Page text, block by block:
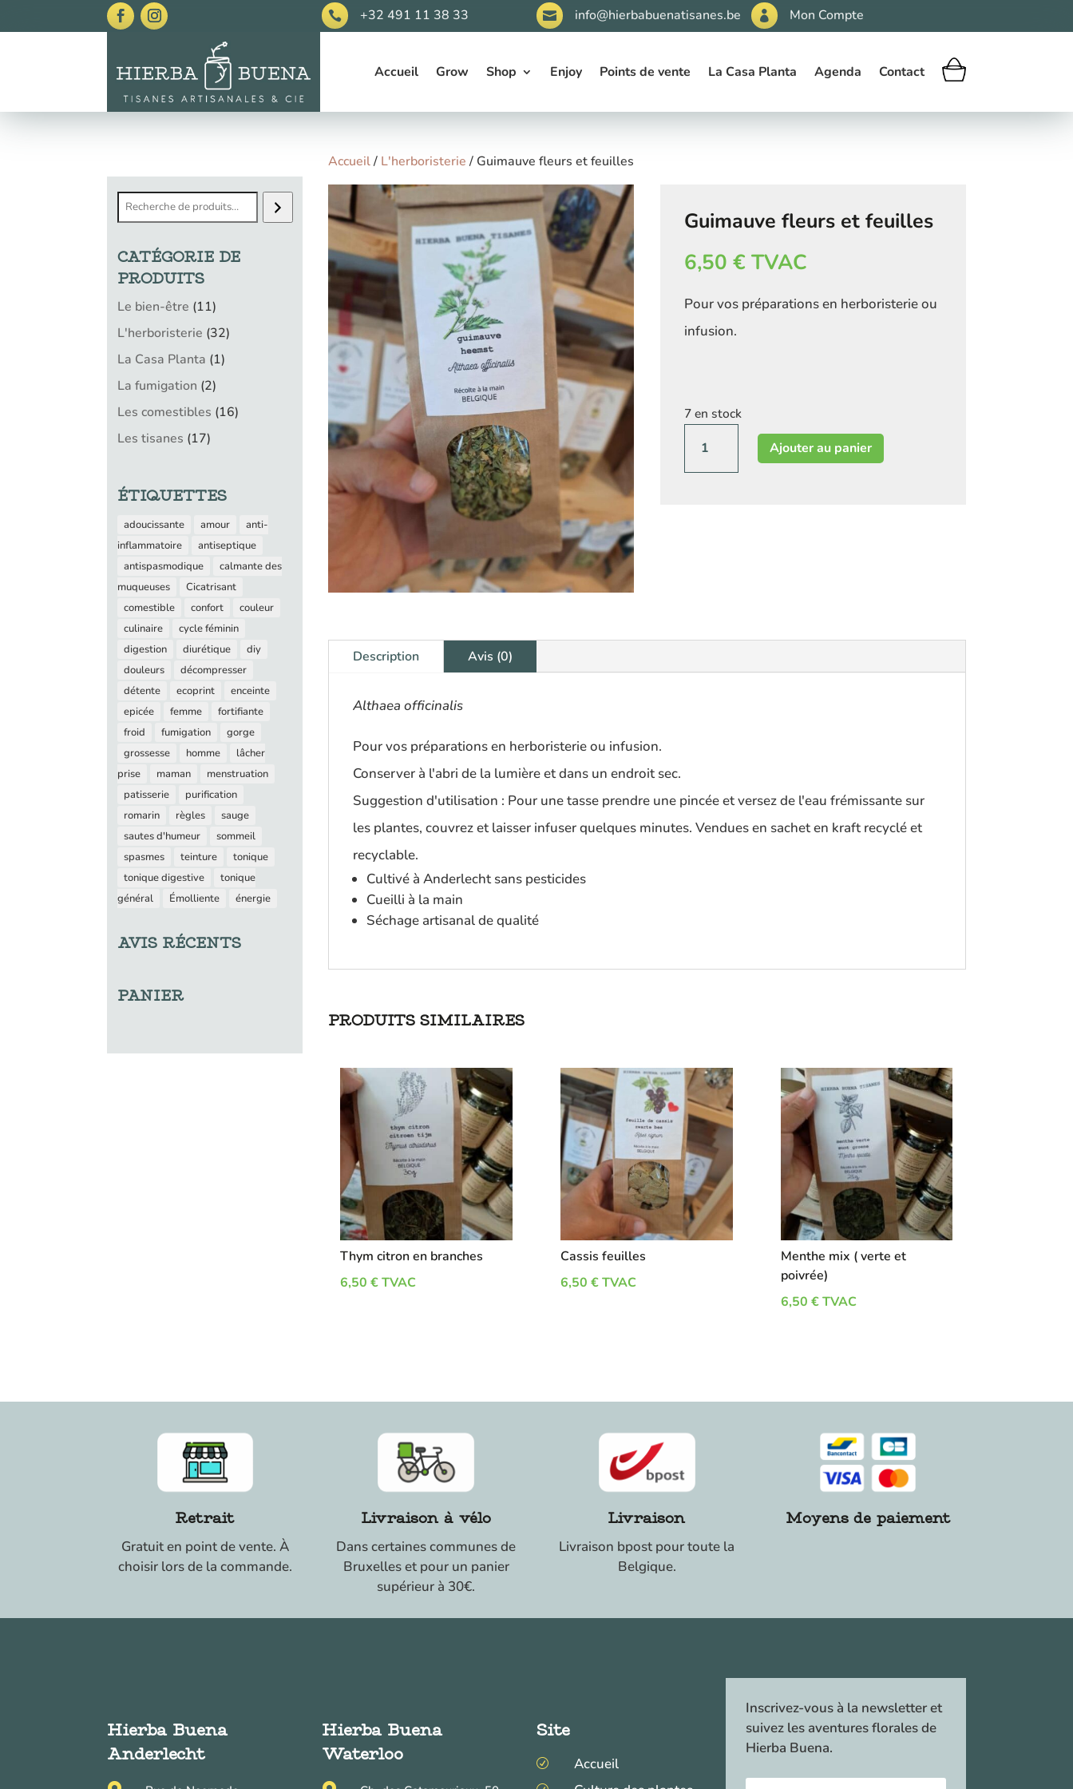
 +32 491 11 38 33  info@hierbabuenatisanes.be  Mon Compte
Accueil Grow Shop Enjoy Points de vente La Casa Planta Agenda Contact
Recherche
CATÉGORIE DE
PRODUITS
Le bien-être 1111
produits
L'herboristerie 3232
La Casa Planta 11
La fumigation 22
produits
Les comestibles 1616
Les tisanes 1717
ÉTIQUETTES
adoucissante amour
anti-
inflammatoire
antiseptique
antispasmodique
calmante des
muqueuses
Cicatrisant
comestible
confort
couleur
culinaire
cycle féminin
digestion
diurétique
diy
douleurs
décompresser
détente
ecoprint
enceinte
epicée
femme
fortifiante
froid
fumigation
gorge
grossesse
homme
lâcher
prise
maman
menstruation
patisserie
purification
romarin
règles
sauge
sautes d'humeur
sommeil
spasmes
teinture
tonique
tonique digestive
tonique
général
Émolliente énergie
AVIS RÉCENTS
PANIER
Accueil/ L'herboristerie / Guimauve fleurs et feuilles
Guimauve fleurs et feuilles
6,50 € TVAC
Pour vos préparations en herboristerie ou
infusion.
7 en stock
Ajouter au panier
Description Avis (0)
Althaea officinalis
Pour vos préparations en herboristerie ou infusion.
Conserver à l'abri de la lumière et dans un endroit sec.
Suggestion d'utilisation : Pour une tasse prendre une pincée et versez de l'eau frémissante sur
les plantes, couvrez et laisser infuser quelques minutes. Vendues en sachet en kraft recyclé et
recyclable.
Cultivé à Anderlecht sans pesticides
Cueilli à la main
Séchage artisanal de qualité
PRODUITS SIMILAIRES
Thym citron en branches
6,50€TVAC
Cassis feuilles
6,50€TVAC
Menthe mix ( verte et
poivrée)
6,50 €TVAC
Retrait
Gratuit en point de vente. À
choisir lors de la commande.
Livraison à vélo
Dans certaines communes de
Bruxelles et pour un panier
supérieur à 30€.
Livraison
Livraison bpost pour toute la
Belgique.
Moyens de paiement
Hierba Buena
Anderlecht
Hierba Buena
Waterloo
Site
R Accueil
Inscrivez-vous à la newsletter et
suivez les aventures florales de
Hierba Buena.